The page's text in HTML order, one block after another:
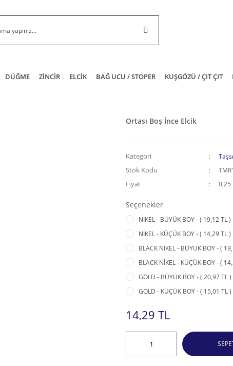
DÜĞME ZİNCİR ELCİK BAĞ UCU / STOPER KUŞGÖZÜ / ÇIT ÇIT
Ortası Boş İnce Elcik
Kategori
Stok Kodu
Fiyat 0,25
Seçenekler
NİKEL - BÜYÜK BOY - ( 19,12 TL )
NİKEL - KÜÇÜK BOY - ( 14,29 TL )
BLACK NİKEL - BÜYÜK BOY - (
BLACK NİKEL - KÜÇÜK BOY - (
GOLD - BÜYÜK BOY - ( 20,97 TL )
GOLD - KÜÇÜK BOY - ( 15,01 TL )
14,29 TL